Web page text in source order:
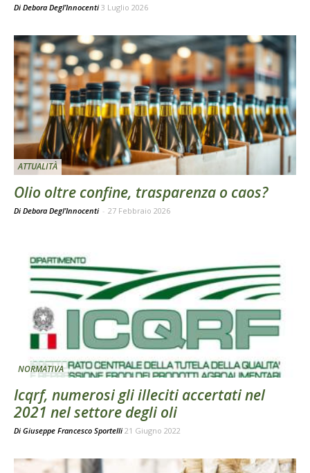
Di Debora Degl’Innocenti 3 Luglio 2026
ATTUALITÀ
Olio oltre confine, trasparenza o caos?
Di Debora Degl’Innocenti - 27 Febbraio 2026
NORMATIVA
Icqrf, numerosi gli illeciti accertati nel
2021 nel settore degli oli
Di Giuseppe Francesco Sportelli 21 Giugno 2022